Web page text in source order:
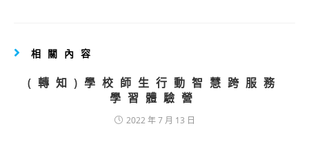
相關內容
(轉知)學校師生行動智慧跨服務
學習體驗營
2022 年 7 月 13 日